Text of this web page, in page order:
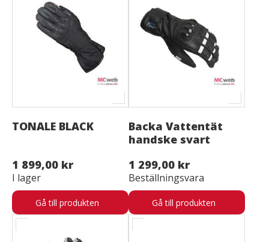
TONALE BLACK
1 899,00 kr
I lager
Gå till produkten
Backa Vattentät
handske svart
1 299,00 kr
Beställningsvara
Gå till produkten